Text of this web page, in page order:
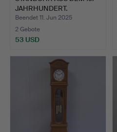
JAHRHUNDERT.
Beendet 11. Jun 2025
2 Gebote
53 USD